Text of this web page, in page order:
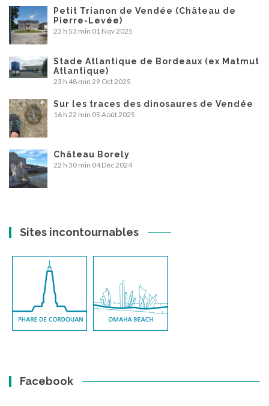
Petit Trianon de Vendée (Château de
Pierre-Levée)
23 h 53 min 01 Nov 2025
Stade Atlantique de Bordeaux (ex Matmut
Atlantique)
23 h 48 min 29 Oct 2025
Sur les traces des dinosaures de Vendée
16 h 22 min 05 Août 2025
Château Borely
22 h 30 min 04 Déc 2024
Sites incontournables
Facebook